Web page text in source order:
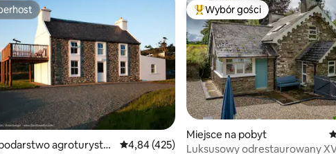
na 5, liczba recenzji: 220
agroturystyc
Średnia ocena: 4,84 na 5, liczba recenzji: 425
4,84 (425)
Najpopularniejsze z kategorii
Wybór gości
Miejsce na pobyt
Luksusowy odrestaurowany